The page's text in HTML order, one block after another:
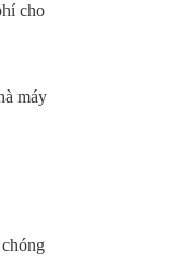
cho
máy